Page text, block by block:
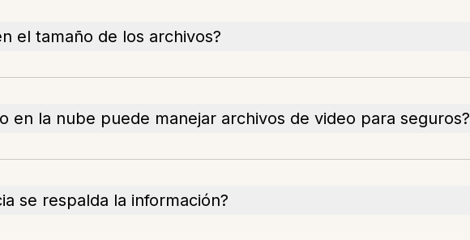
el tamaño de los archivos?
en la nube puede manejar archivos de video para seguros?
se respalda la información?